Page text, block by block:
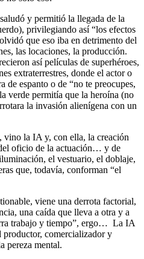
y permitió la llegada de la
privilegiando así “los efectos
que eso iba en detrimento del
las locaciones, la producción.
así películas de superhéroes,
extraterrestres, donde el actor o
de espanto o de “no te preocupes,
verde permitía que la heroína (no
la invasión alienígena con un
vino la IA y, con ella, la creación
oficio de la actuación… y de
el vestuario, el doblaje,
que, todavía, conforman “el
viene una derrota factorial,
una caída que lleva a otra y a
trabajo y tiempo”, ergo… La IA
productor, comercializador y
pereza mental.